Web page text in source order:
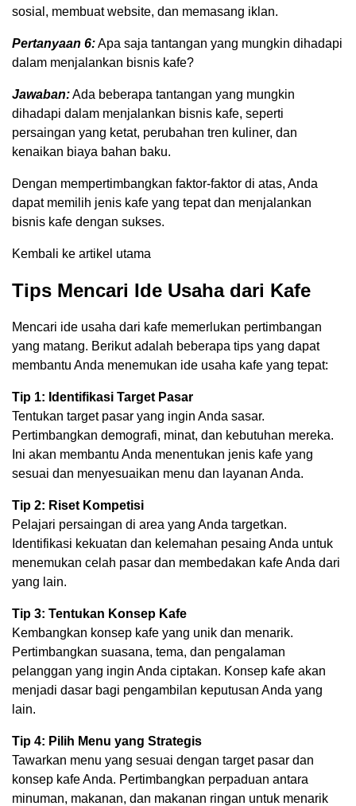
sosial, membuat website, dan memasang iklan.
Pertanyaan 6:Apa saja tantangan yang mungkin dihadapi
dalam menjalankan bisnis kafe?
Jawaban:Ada beberapa tantangan yang mungkin
dihadapi dalam menjalankan bisnis kafe, seperti
persaingan yang ketat, perubahan tren kuliner, dan
kenaikan biaya bahan baku.
Dengan mempertimbangkan faktor-faktor di atas, Anda
dapat memilih jenis kafe yang tepat dan menjalankan
bisnis kafe dengan sukses.
Kembali ke artikel utama
Tips Mencari Ide Usaha dari Kafe
Mencari ide usaha dari kafe memerlukan pertimbangan
yang matang. Berikut adalah beberapa tips yang dapat
membantu Anda menemukan ide usaha kafe yang tepat:
Tip 1: Identifikasi Target Pasar
Tentukan target pasar yang ingin Anda sasar.
Pertimbangkan demografi, minat, dan kebutuhan mereka.
Ini akan membantu Anda menentukan jenis kafe yang
sesuai dan menyesuaikan menu dan layanan Anda.
Tip 2: Riset Kompetisi
Pelajari persaingan di area yang Anda targetkan.
Identifikasi kekuatan dan kelemahan pesaing Anda untuk
menemukan celah pasar dan membedakan kafe Anda dari
yang lain.
Tip 3: Tentukan Konsep Kafe
Kembangkan konsep kafe yang unik dan menarik.
Pertimbangkan suasana, tema, dan pengalaman
pelanggan yang ingin Anda ciptakan. Konsep kafe akan
menjadi dasar bagi pengambilan keputusan Anda yang
lain.
Tip 4: Pilih Menu yang Strategis
Tawarkan menu yang sesuai dengan target pasar dan
konsep kafe Anda. Pertimbangkan perpaduan antara
minuman, makanan, dan makanan ringan untuk menarik